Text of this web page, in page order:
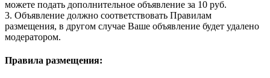
можете подать дополнительное объявление за 10 руб.
3. Объявление должно соответствовать Правилам
размещения, в другом случае Ваше объявление будет удалено
модератором.
Правила размещения: